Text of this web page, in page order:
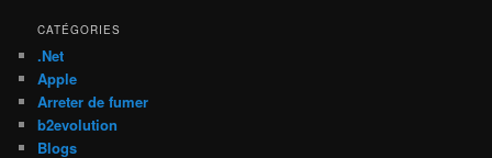
CATÉGORIES
.Net
Apple
Arreter de fumer
b2evolution
Blogs